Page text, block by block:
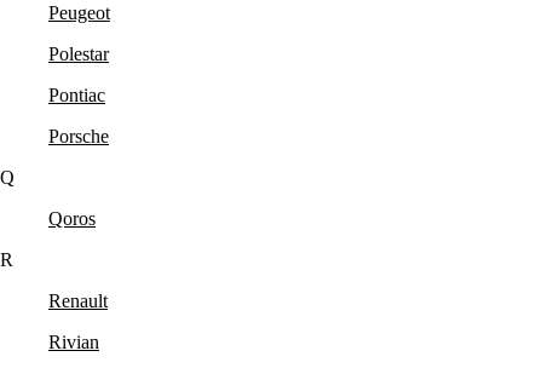
Peugeot
Polestar
Pontiac
Porsche
Q
Qoros
R
Renault
Rivian